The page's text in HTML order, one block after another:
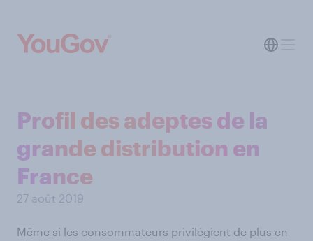
Profil des adeptes de la
grande distribution en
France
27 août 2019
Même si les consommateurs privilégient de plus en